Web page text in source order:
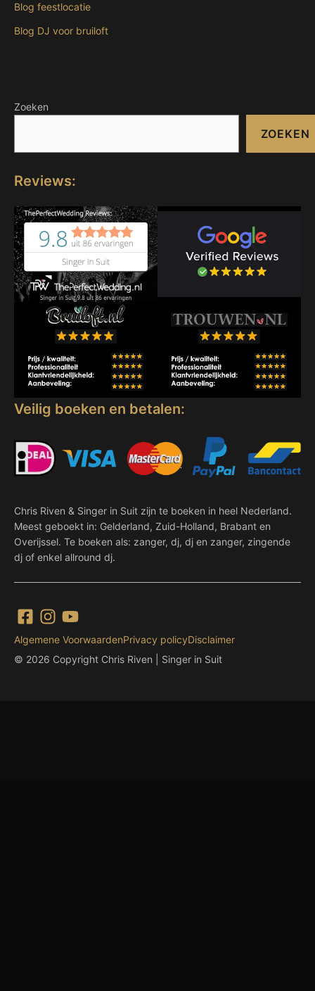
Blog feestlocatie
Blog DJ voor bruiloft
Zoeken
ZOEKEN
Reviews:
Veilig boeken en betalen:
Chris Riven & Singer in Suit zijn te boeken in heel Nederland.
Meest geboekt in: Gelderland, Zuid-Holland, Brabant en
Overijssel. Te boeken als: zanger, dj, dj en zanger, zingende
dj of enkel allround dj.
© 2026 Copyright Chris Riven | Singer in Suit
Algemene VoorwaardenPrivacy policyDisclaimer